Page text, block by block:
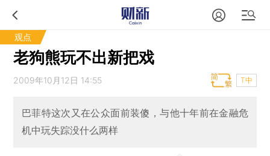
观点
老狗熊玩不出新把戏
2009年10月12日 14:55 T中
巴菲特这次又在公众面前装傻，与他十年前在金融危
机中玩失踪没什么两样